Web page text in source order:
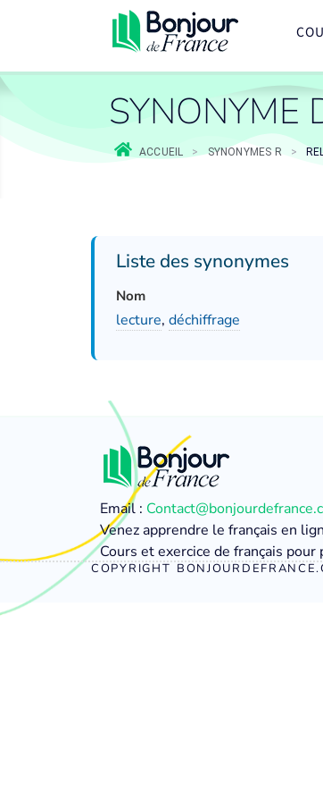
SYNONYME
ACCUEIL > SYNONYMES R >
Liste des synonymes
Nom
lecture, déchiffrage
Email :
Venez apprendre le français en
Cours et exercice de français
COPYRIGHT